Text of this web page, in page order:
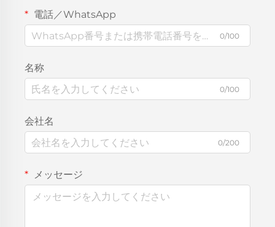
電話／WhatsApp
0/100
名称
0/100
会社名
0/200
メッセージ